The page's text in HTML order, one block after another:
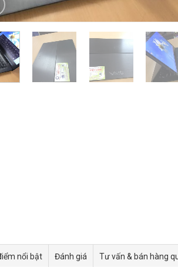
nổi bật Đánh giá Tư vấn & bán hàng